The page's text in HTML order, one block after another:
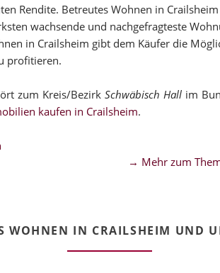
Rendite. Betreutes Wohnen in
wachsende und nachgefragteste
in Crailsheim gibt dem Käufer die
profitieren.
zum Kreis/Bezirk Schwäbisch Hall im
kaufen in Crailsheim.
→ Mehr zum
WOHNEN IN CRAILSHEIM UND